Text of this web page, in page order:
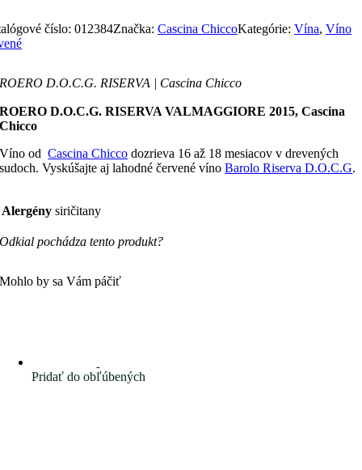
číslo: 012384Značka: Cascina ChiccoKategórie: Vína, Víno
ROERO D.O.C.G. RISERVA | Cascina Chicco
ROERO D.O.C.G. RISERVA VALMAGGIORE 2015, Cascina
Chicco
Víno odCascina Chicco dozrieva 16 až 18 mesiacov v drevených
sudoch. Vyskúšajte aj lahodné červené vínoBarolo Riserva D.O.C.G.
Alergény siričitany
Odkial pochádza tento produkt?
Mohlo by sa Vám páčiť
Pridať do obľúbených